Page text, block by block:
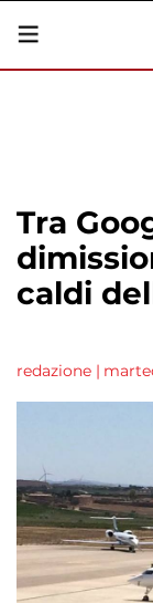
Tra
caldi
redazione |